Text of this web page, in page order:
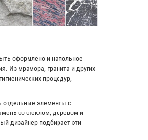
оформлено и напольное
Из мрамора, гранита и других
процедур,
отдельные элементы с
со стеклом, деревом и
дизайнер подбирает эти